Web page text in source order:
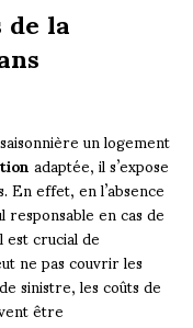
la
un logement
adaptée, il s’expose
En effet, en l’absence
en cas de
crucial de
ne pas couvrir les
sinistre, les coûts de
être